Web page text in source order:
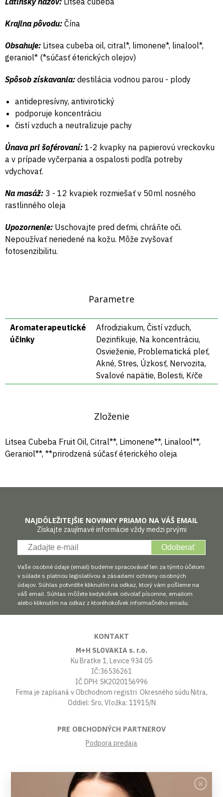
Krajina pôvodu: Čína
Obsahuje: Litsea cubeba oil, citral*, limonene*, linalool*,
geraniol* (*súčasť éterických olejov)
Spôsob získavania: destilácia vodnou parou - plody
antidepresívny, antivirotický
podporuje koncentráciu
čistí vzduch a neutralizuje pachy
Únava pri šoférovaní: 1-2 kvapky na papierovú vreckovku
a v prípade vyčerpania a ospalosti podľa potreby
vdychovať.
Na masáž: 3 - 12 kvapiek rozmiešať v 50ml nosného
rastlinného oleja
Upozornenie: Uschovajte pred deťmi, chráňte oči.
Nepoužívať neriedené na kožu. Môže zvyšovať
fotosenzibilitu.
Parametre
Aromaterapeutické
účinky
Afrodiziakum, Čistí vzduch,
Dezinfikuje, Na koncentráciu,
Osvieženie, Problematická pleť,
Akné, Stres, Úzkosť, Nervozita,
Svalové napätie, Bolesti, Kŕče
Zloženie
Litsea Cubeba Fruit Oil, Citral**, Limonene**, Linalool**,
Geraniol**, **prirodzená súčasť éterického oleja
NAJDÔLEŽITEJŠIE NOVINKY PRIAMO NA VÁŠ EMAIL
Získajte zaujímavé informácie vždy medzi prvými
Odoberať
Vaše osobné údaje (email) budeme spracovávať len za týmto účelom
v súlade s platnou legislatívou a zásadami ochrany osobných
údajov. Súhlas potvrdíte kliknutím na odkaz, ktorý vám pošleme na
váš email. Súhlas môžete kedykoľvek odvolať písomne, emailom
alebo kliknutím na odkaz z ktoréhokoľvek informačného emailu.
KONTAKT
M+H SLOVAKIA s. r.o.
Ku Bratke 1, Levice 934 05
IČ:36536261
IČ DPH: SK2020156996
Firma je zapísaná v Obchodnom registri Okresného súdu Nitra,
Oddiel: Sro, Vložka: 11915/N
PRE OBCHODNÝCH PARTNEROV
Podpora predaja
VŠETKO O NÁKUPE
Obchodné podmienky